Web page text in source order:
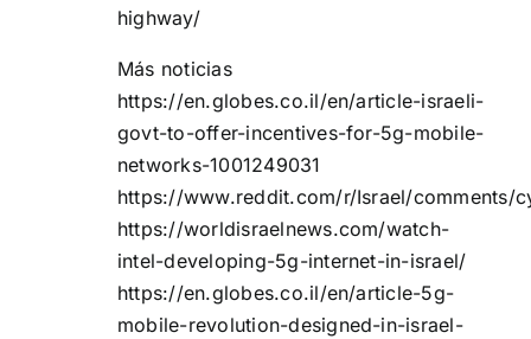
highway/
Más noticias
https://en.globes.co.il/en/article-israeli-
govt-to-offer-incentives-for-5g-mobile-
networks-1001249031
https://www.reddit.com/r/Israel/comments/
https://worldisraelnews.com/watch-
intel-developing-5g-internet-in-israel/
https://en.globes.co.il/en/article-5g-
mobile-revolution-designed-in-israel-